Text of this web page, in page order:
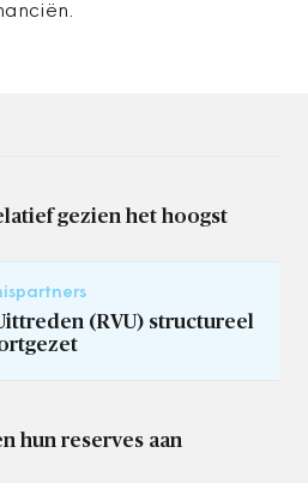
gezien het hoogst
(RVU) structureel
hun reserves aan